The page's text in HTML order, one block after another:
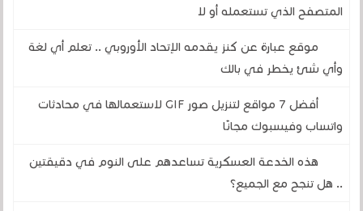
المتصفح الذي تستعمله أو لا
موقع عبارة عن كنز يقدمه الإتحاد الأوروبي .. تعلم أي لغة
وأي شئ يخطر في بالك
أفضل 7 مواقع لتنزيل صور GIF لاستعمالها في محادثات
واتساب وفيسبوك مجانًا
هذه الخدعة العسكرية تساعدهم على النوم في دقيقتين
.. هل تنجح مع الجميع؟